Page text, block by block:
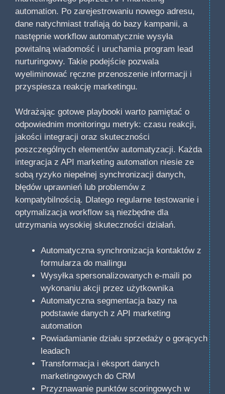
automation. Po zarejestrowaniu nowego adresu,
dane natychmiast trafiają do bazy kampanii, a
następnie workflow automatycznie wysyła
powitalną wiadomość i uruchamia program lead
nurturingowy. Takie podejście pozwala
wyeliminować ręczne przenoszenie informacji i
przyspiesza reakcję marketingu.
Wdrażając gotowe playbooki warto pamiętać o
odpowiednim monitoringu metryk: czasu reakcji,
jakości integracji oraz skuteczności
poszczególnych elementów automatyzacji. Każda
integracja z API marketing automation niesie ze
sobą ryzyko niepełnej synchronizacji danych,
błędów uprawnień lub problemów z
kompatybilnością. Dlatego regularne testowanie i
optymalizacja workflow są niezbędne dla
utrzymania wysokiej skuteczności działań.
Automatyczna synchronizacja kontaktów z
formularza do mailingu
Wysyłka spersonalizowanych e-maili po
wykonaniu akcji przez użytkownika
Automatyczna segmentacja bazy na
podstawie danych z API marketing
automation
Powiadamianie działu sprzedaży o gorących
leadach
Transformacja i eksport danych
marketingowych do CRM
Przyznawanie punktów scoringowych w